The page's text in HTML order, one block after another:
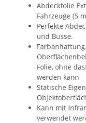
Abdeckfolie
Fahrzeuge (5
Perfekte
und Busse.
Folie, ohne
werden kann
Statische
Kann mit
verwendet